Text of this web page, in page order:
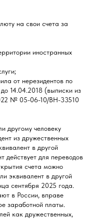
на свои счета за
иностранных
от нерезидентов по
14.04.2018 (выписки из
№ 05-06-10/ВН-33510
другому человеку
из дружественных
в другой
действует для переводов
счета можно
эквивалент в другой
сентября 2025 года.
в России, вправе
заработной платы.
как дружественных,